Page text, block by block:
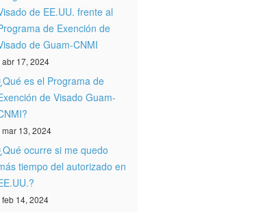
de EE.UU. frente al
de Exención de
de Guam-CNMI
abr 17, 2024
es el Programa de
de Visado Guam-
mar 13, 2024
ocurre si me quedo
tiempo del autorizado en
feb 14, 2024